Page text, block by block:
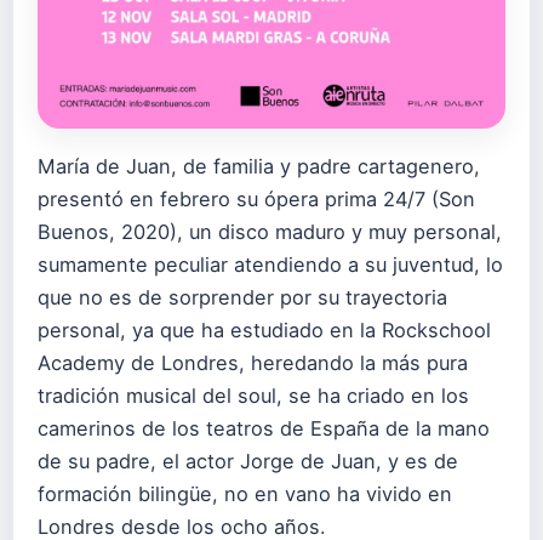
María de Juan, de familia y padre cartagenero,
presentó en febrero su ópera prima 24/7 (Son
Buenos, 2020), un disco maduro y muy personal,
sumamente peculiar atendiendo a su juventud, lo
que no es de sorprender por su trayectoria
personal, ya que ha estudiado en la Rockschool
Academy de Londres, heredando la más pura
tradición musical del soul, se ha criado en los
camerinos de los teatros de España de la mano
de su padre, el actor Jorge de Juan, y es de
formación bilingüe, no en vano ha vivido en
Londres desde los ocho años.